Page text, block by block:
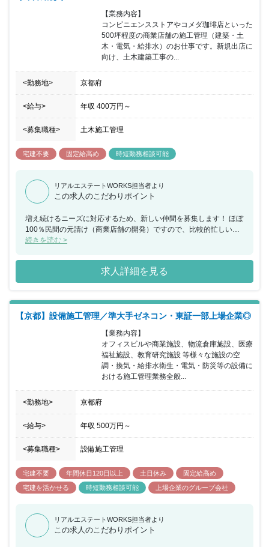
【業務内容】
コンビニエンスストアやコメダ珈琲店といった
500坪程度の商業店舗の施工管理（建築・土
木・電気・給排水）のお仕事です。新規出店に
向け、土木建築工事の...
<勤務地> 京都府
<給与> 年収 400万円 ～
<募集職種> 土木施工管理
宅建不要 固定給高め 時短勤務相談可能
リアルエステートWORKS担当者より
この求人のこだわりポイント
増え続けるニーズに対応するため、新しい仲間を募集します！ ほぼ
100％民間の元請け（商業店舗の開発）ですので、比較的忙しい現
場ですが、全員で協力して頑張る体制が整っております。現場管理
続きを読む >
求人詳細を見る
【京都】設備施工管理／準大手ゼネコン・東証一部上場企業◎
【業務内容】
オフィスビルや商業施設、物流倉庫施設、医療
福祉施設、教育研究施設 等様々な施設の空
調・換気・給排水衛生・電気・防災等の設備に
おける施工管理業務全般...
<勤務地> 京都府
<給与> 年収 500万円 ～
<募集職種> 設備施工管理
宅建不要 年間休日120日以上 土日休み
固定給高め
宅建を活かせる
時短勤務相談可能 上場企業のグループ会社
リアルエステートWORKS担当者より
この求人のこだわりポイント